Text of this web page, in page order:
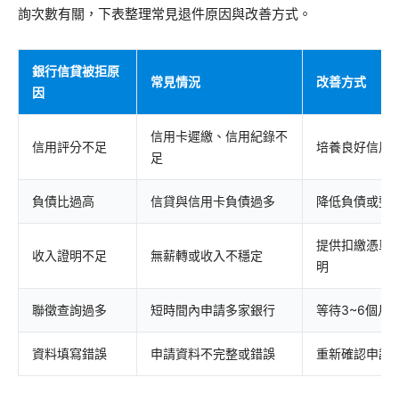
詢次數有關，下表整理常見退件原因與改善方式。
銀行信貸被拒原
因
常見情況 改善方式
信用評分不足
信用卡遲繳、信用紀錄不
足
培養良好信用
負債比過高 信貸與信用卡負債過多 降低負債或整
收入證明不足 無薪轉或收入不穩定
提供扣繳憑單
明
聯徵查詢過多 短時間內申請多家銀行 等待3~6個月
資料填寫錯誤 申請資料不完整或錯誤 重新確認申請